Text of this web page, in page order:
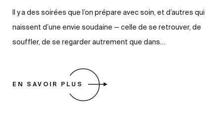
Il y a des soirées que l’on prépare avec soin, et d’autres qui
naissent d’une envie soudaine — celle de se retrouver, de
souffler, de se regarder autrement que dans…
EN SAVOIR PLUS